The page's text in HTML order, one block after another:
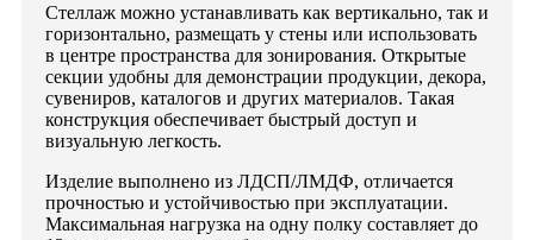
Стеллаж можно устанавливать как вертикально, так и
горизонтально, размещать у стены или использовать
в центре пространства для зонирования. Открытые
секции удобны для демонстрации продукции, декора,
сувениров, каталогов и других материалов. Такая
конструкция обеспечивает быстрый доступ и
визуальную легкость.
Изделие выполнено из ЛДСП/ЛМДФ, отличается
прочностью и устойчивостью при эксплуатации.
Максимальная нагрузка на одну полку составляет до